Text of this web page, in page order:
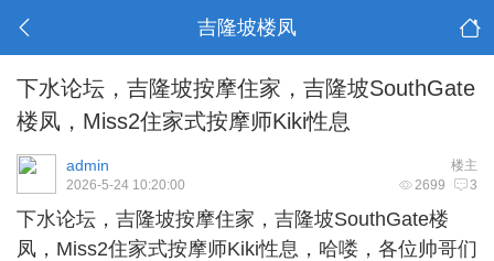
吉隆坡楼凤
下水论坛，吉隆坡按摩住家，吉隆坡SouthGate
楼凤，Miss2住家式按摩师Kiki性息
楼主
admin
2699 3
2026-5-24 10:20:00
下水论坛， 吉隆坡按摩住家 ，吉隆坡SouthGate楼
凤，Miss2住家式按摩师Kiki性息，哈喽，各位帅哥们